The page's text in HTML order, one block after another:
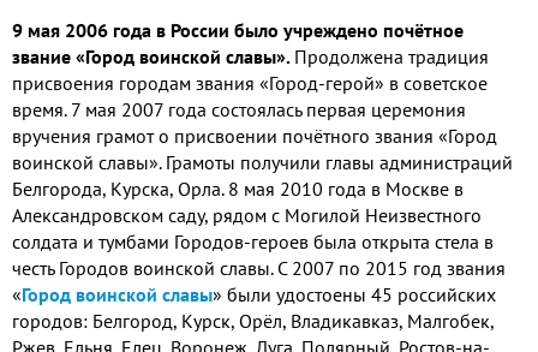
9 мая 2006 года в России было учреждено почётное
звание «Город воинской славы». Продолжена традиция
присвоения городам звания «Город-герой» в советское
время. 7 мая 2007 года состоялась первая церемония
вручения грамот о присвоении почётного звания «Город
воинской славы». Грамоты получили главы администраций
Белгорода, Курска, Орла. 8 мая 2010 года в Москве в
Александровском саду, рядом с Могилой Неизвестного
солдата и тумбами Городов-героев была открыта стела в
честь Городов воинской славы. С 2007 по 2015 год звания
«Город воинской славы» были удостоены 45 российских
городов: Белгород, Курск, Орёл, Владикавказ, Малгобек,